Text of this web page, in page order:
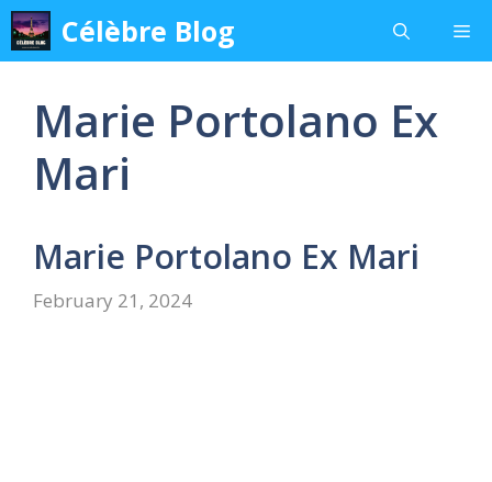
Skip
to
content
Célèbre Blog
Marie Portolano Ex
Mari
Marie Portolano Ex Mari
February 21, 2024